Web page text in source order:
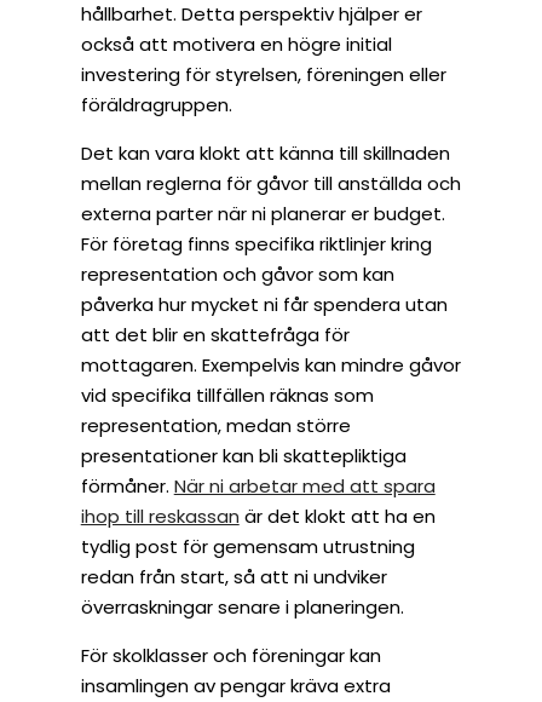
hållbarhet. Detta perspektiv hjälper er
också att motivera en högre initial
investering för styrelsen, föreningen eller
föräldragruppen.
Det kan vara klokt att känna till skillnaden
mellan reglerna för gåvor till anställda och
externa parter när ni planerar er budget.
För företag finns specifika riktlinjer kring
representation och gåvor som kan
påverka hur mycket ni får spendera utan
att det blir en skattefråga för
mottagaren. Exempelvis kan mindre gåvor
vid specifika tillfällen räknas som
representation, medan större
presentationer kan bli skattepliktiga
förmåner. När ni arbetar med att spara
ihop till reskassan är det klokt att ha en
tydlig post för gemensam utrustning
redan från start, så att ni undviker
överraskningar senare i planeringen.
För skolklasser och föreningar kan
insamlingen av pengar kräva extra